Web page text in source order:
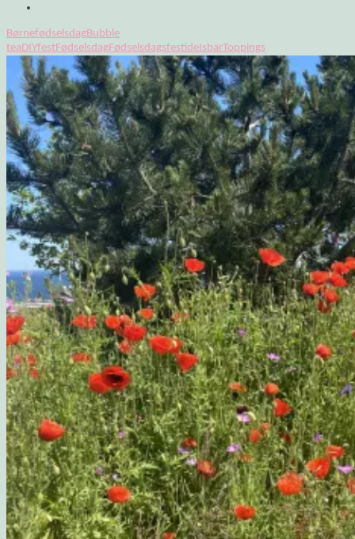
BørnefødselsdagBubble
tea DIYfestFødselsdagFødselsdagsfestide IsbarToppings